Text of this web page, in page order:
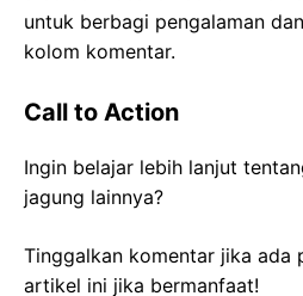
untuk berbagi pengalaman
kolom komentar.
Call to Action
Ingin belajar lebih lanjut
jagung lainnya?
Tinggalkan komentar jika ada
artikel ini jika bermanfaat!